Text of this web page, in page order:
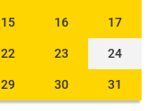
15 16 17
22 23 24
29 30 31